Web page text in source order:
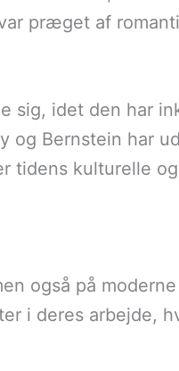
præget af
sig, idet den har
og Bernstein har
tidens kulturelle
også på
i deres arbejde,